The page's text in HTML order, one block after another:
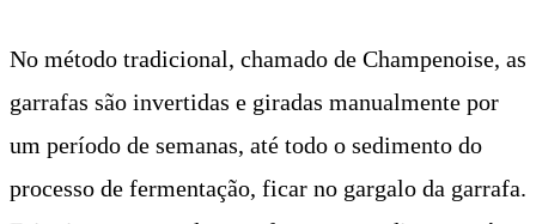
No método tradicional, chamado de Champenoise, as
garrafas são invertidas e giradas manualmente por
um período de semanas, até todo o sedimento do
processo de fermentação, ficar no gargalo da garrafa.